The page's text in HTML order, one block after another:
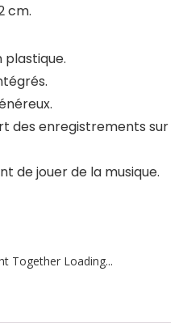
cm.
plastique.
des enregistrements sur
de jouer de la musique.
Together Loading...